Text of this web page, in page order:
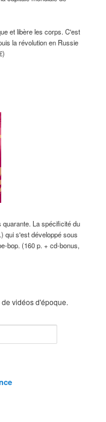
et libère les corps. C'est
la révolution en Russie
quarante. La spécificité du
qui s'est développé sous
bop. (160 p. + cd-bonus,
vidéos d'époque.